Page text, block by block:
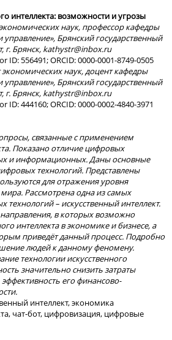
интеллекта: возможности и угрозы
наук, профессор кафедры
управление», Брянский государственный
г. Брянск, kathystr@inbox.ru
ID: 556491; ORCID: 0000-0001-8749-0505
экономических наук, доцент кафедры
управление», Брянский государственный
г. Брянск, kathystr@inbox.ru
ID: 444160; ORCID: 0000-0002-4840-3971
связанные с применением
Показано отличие цифровых
и информационных. Даны основные
технологий. Представлены
для отражения уровня
Рассмотрена одна из самых
– искусственный интеллект.
в которых возможно
интеллекта в экономике и бизнесе, а
приведёт данный процесс. Подробно
людей к данному феномену.
технологии искусственного
значительно снизить затраты
его финансово-
интеллект, экономика
чат-бот, цифровизация, цифровые